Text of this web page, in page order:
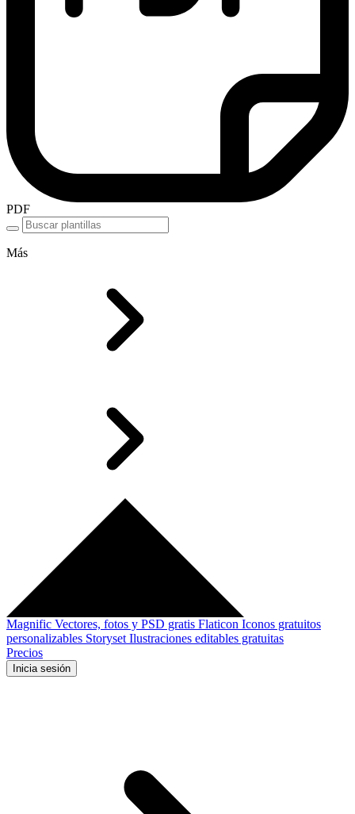
PDF
Más
Magnific Vectores, fotos y PSD gratis Flaticon Iconos gratuitos
personalizables Storyset Ilustraciones editables gratuitas
Precios
Inicia sesión